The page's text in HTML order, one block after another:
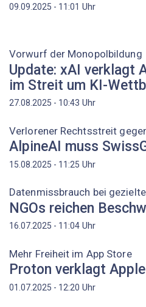
09.09.2025 - 11:01 Uhr
Vorwurf der Monopolbildung
Update: xAI verklagt
im Streit um KI-
27.08.2025 - 10:43 Uhr
Verlorener Rechtsstreit
AlpineAI muss
15.08.2025 - 11:25 Uhr
Datenmissbrauch bei
NGOs reichen
16.07.2025 - 11:04 Uhr
Mehr Freiheit im App Store
Proton verklagt
01.07.2025 - 12:20 Uhr